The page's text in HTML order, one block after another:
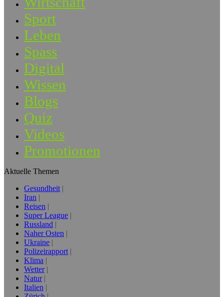
Sport
Leben
Spass
Digital
Wissen
Blogs
Quiz
Videos
Promotionen
Aktuelle Themen
Gesundheit
Iran
Reisen
Super League
Russland
Naher Osten
Ukraine
Polizeirapport
Klima
Wetter
Natur
Italien